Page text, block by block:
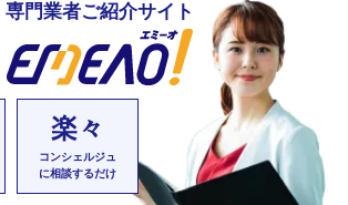
専門業者ご紹介サイト
楽々
コンシェルジュ
に相談するだけ